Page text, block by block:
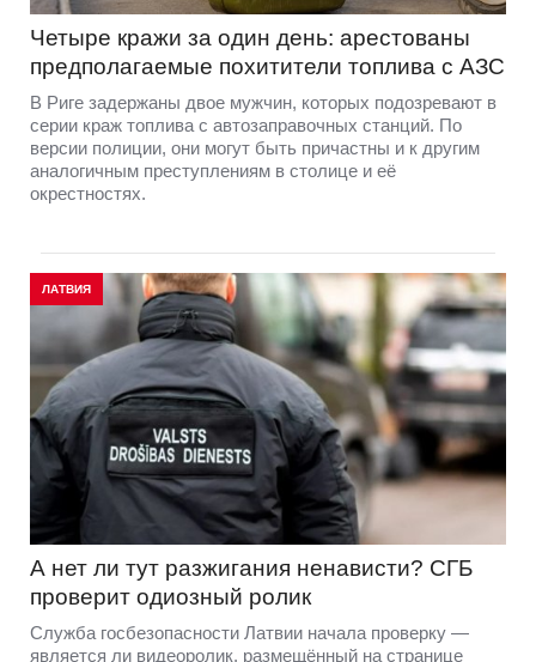
Четыре кражи за один день: арестованы
предполагаемые похитители топлива с АЗС
В Риге задержаны двое мужчин, которых подозревают в
серии краж топлива с автозаправочных станций. По
версии полиции, они могут быть причастны и к другим
аналогичным преступлениям в столице и её
окрестностях.
ЛАТВИЯ
А нет ли тут разжигания ненависти? СГБ
проверит одиозный ролик
Служба госбезопасности Латвии начала проверку —
является ли видеоролик, размещённый на странице